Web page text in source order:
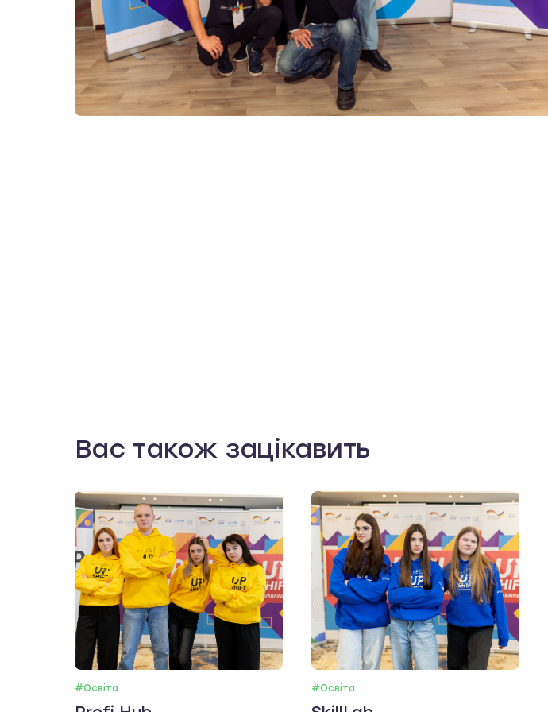
Вас також зацікавить
#Освіта #Освіта